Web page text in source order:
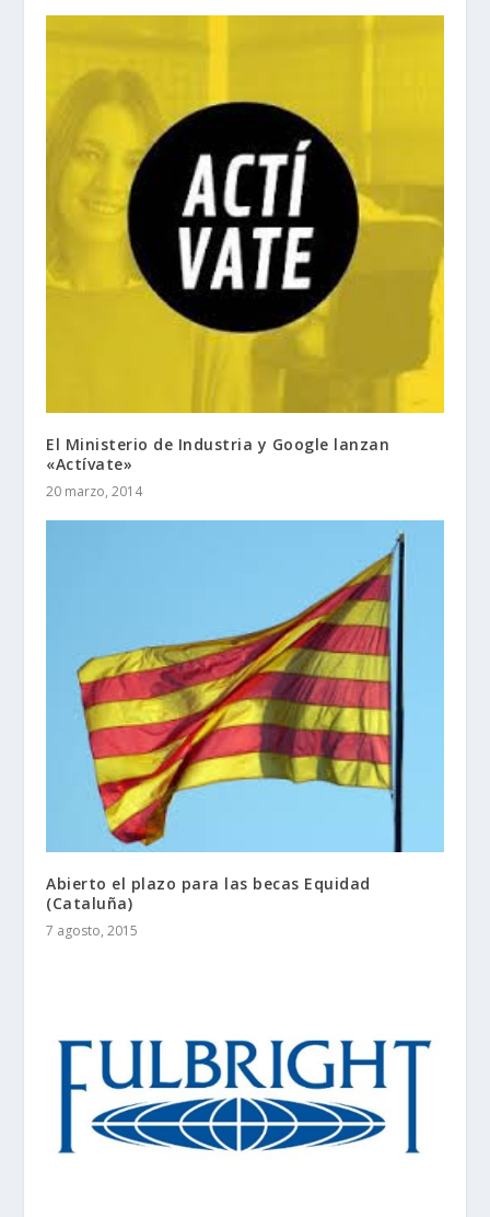
El Ministerio de Industria y Google lanzan
«Actívate»
20 marzo, 2014
Abierto el plazo para las becas Equidad
(Cataluña)
7 agosto, 2015